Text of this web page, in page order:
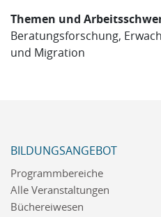
Themen und
Beratungsforschung,
und Migration
BILDUNGSANGEBOT
Programmbereiche
Alle Veranstaltungen
Büchereiwesen